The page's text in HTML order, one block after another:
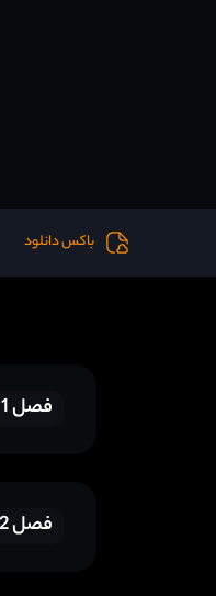
باکس دانلود
فصل 1
فصل 2